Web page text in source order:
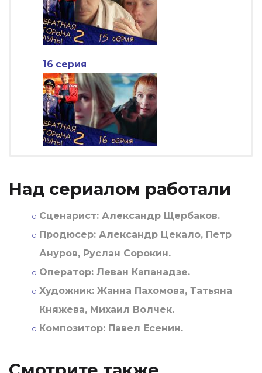
16 серия
Над сериалом работали
Сценарист: Александр Щербаков.
Продюсер: Александр Цекало, Петр
Ануров, Руслан Сорокин.
Оператор: Леван Капанадзе.
Художник: Жанна Пахомова, Татьяна
Княжева, Михаил Волчек.
Композитор: Павел Есенин.